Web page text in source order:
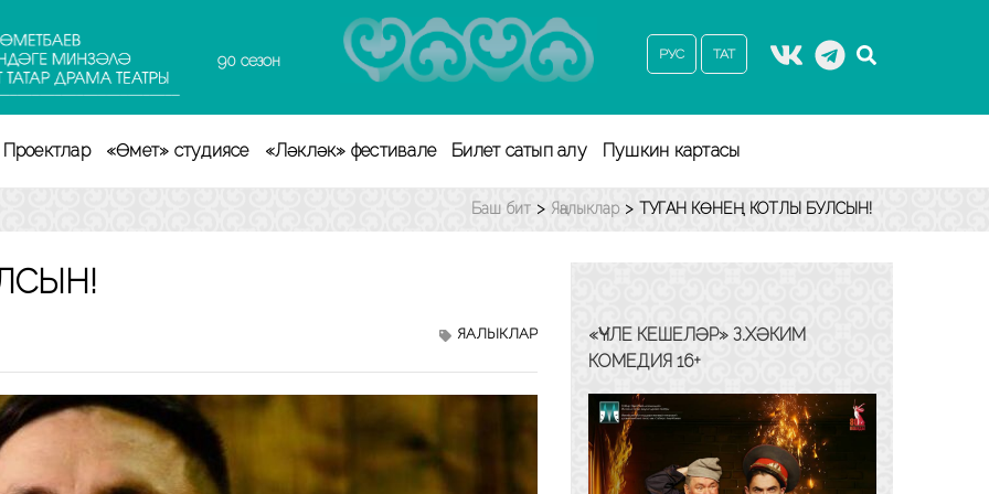
90 сезон РУС ТАТ
Проектлар «Өмет» студиясе «Ләкләк» фестивале Билет сатып алу Пушкин картасы
Баш бит > Яңалыклар > ТУГАН КӨНЕҢ КОТЛЫ БУЛСЫН!
ЯҢАЛЫКЛАР
«ҮЧЛЕ КЕШЕЛӘР» З.ХӘКИМ
КОМЕДИЯ 16+